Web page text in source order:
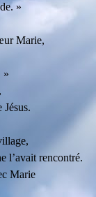
»
Marie,
»
l’avait rencontré.
Marie